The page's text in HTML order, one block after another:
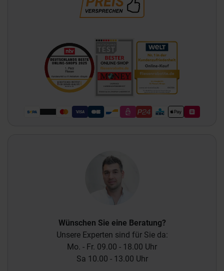
Wünschen Sie eine Beratung?
Unsere Experten sind für Sie da:
Mo. - Fr. 09.00 - 18.00 Uhr
Sa 10.00 - 13.00 Uhr